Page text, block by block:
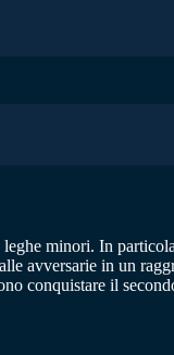
minori. In
avversarie in un
conquistare il